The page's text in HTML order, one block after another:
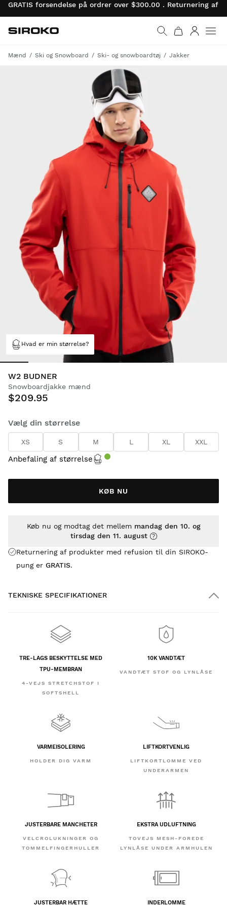
GRATIS forsendelse på ordrer over $300.00 . Returnering
Gå til startsiden
Siroko.com
Mænd Ski og Snowboard Ski- og snowboardtøj Jakker
Hvad er min størrelse?
W2 BUDNER
Snowboardjakke mænd
$209.95
Vælg din størrelse
XS S M L XL XXL
Anbefaling af størrelse
KØB NU
Returnering af produkter med refusion til din SIROKO-
pung er GRATIS.
Køb nu og modtag det mellem mandag den 10. og
tirsdag den 11. august
TEKNISKE SPECIFIKATIONER
TRE-LAGS BESKYTTELSE MED
TPU-MEMBRAN
4-VEJS STRETCHSTOF I
SOFTSHELL
10K VANDTÆT
VANDTÆT STOF OG LYNLÅSE
VARMEISOLERING
HOLDER DIG VARM
LIFTKORTVENLIG
LIFTKORTLOMME VED
UNDERARMEN
JUSTERBARE MANCHETER
VELCROLUKNINGER OG
TOMMELFINGERHULLER
EKSTRA UDLUFTNING
TOVEJS MESH-FOREDE
LYNLÅSE UNDER ARMHULEN
JUSTERBAR HÆTTE INDERLOMME